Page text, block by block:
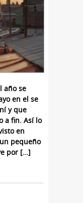
año se
en el se
y que
a fin. Así lo
en
pequeño
por […]